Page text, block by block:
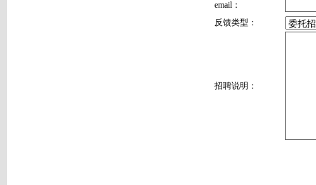
email：
反馈类型：
招聘说明：